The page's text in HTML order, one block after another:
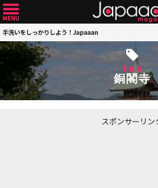
手洗いをしっかりしよう！Japaaan
TAG
銅閣寺
スポンサーリン